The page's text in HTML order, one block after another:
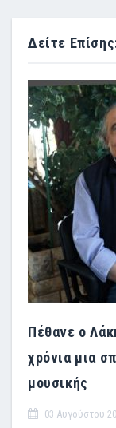
Δείτε
Πέθανε ο
χρόνια μια
μουσικής
03 Αυγούστου